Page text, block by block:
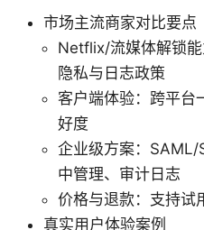
市场主流商家对比要点
Netflix/流媒体解锁能
隐私与日志政策
客户端体验：跨平台
好度
企业级方案：SAML/
中管理、审计日志
价格与退款：支持试
真实用户体验案例